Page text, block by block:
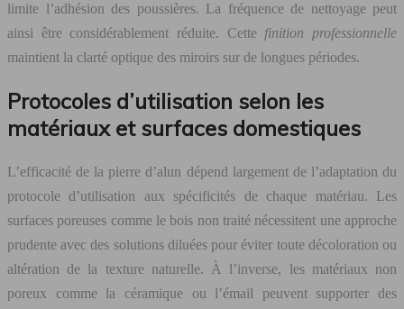
limite l’adhésion des poussières. La fréquence de nettoyage peut
ainsi être considérablement réduite. Cette finition professionnelle
maintient la clarté optique des miroirs sur de longues périodes.
Protocoles d’utilisation selon les
matériaux et surfaces domestiques
L’efficacité de la pierre d’alun dépend largement de l’adaptation du
protocole d’utilisation aux spécificités de chaque matériau. Les
surfaces poreuses comme le bois non traité nécessitent une approche
prudente avec des solutions diluées pour éviter toute décoloration ou
altération de la texture naturelle. À l’inverse, les matériaux non
poreux comme la céramique ou l’émail peuvent supporter des